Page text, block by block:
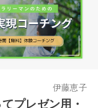
伊藤恵子
プレゼン用・